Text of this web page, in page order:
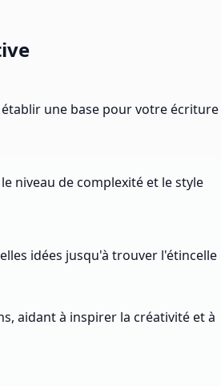
une base pour votre écriture
niveau de complexité et le style
idées jusqu'à trouver l'étincelle
aidant à inspirer la créativité et à